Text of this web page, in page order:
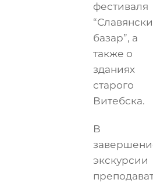
фестиваля
базар”, а
также о
зданиях
старого
Витебска.
В
экскурсии